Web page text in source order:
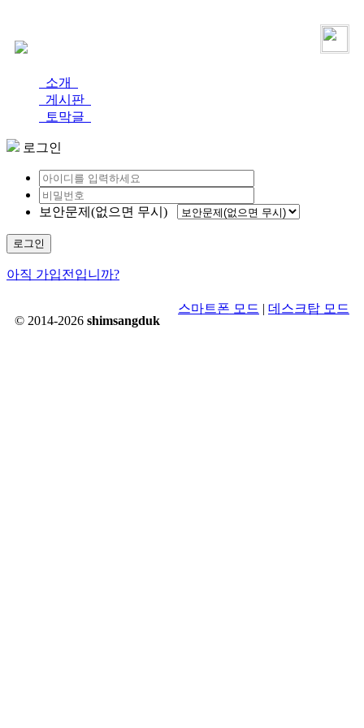
소개
게시판
토막글
로그인
보안문제(없으면 무시)
로그인
아직 가입전입니까?
© 2014-2026 shimsangduk
스마트폰 모드 | 데스크탑 모드